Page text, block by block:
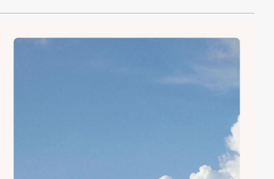
Tag mehrere obskure Wendungen nimmt, während
Nachbarn, einen Eindringling im Internet und vieles